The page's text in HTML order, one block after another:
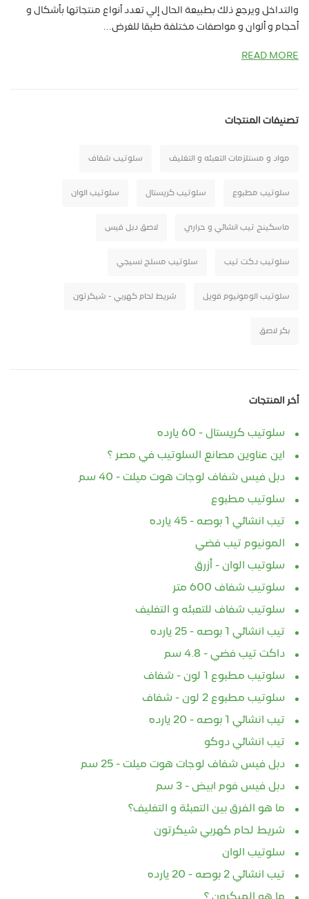
والتداخل ويرجع ذلك بطبيعة الحال إلي تعدد أنواع منتجاتها بأشكال و
أحجام و ألوان و مواصفات مختلفة طبقا للغرض...
READ MORE
تصنيفات المنتجات
مواد و مستلزمات التعبئه و التغليف سلوتيب شفاف
سلوتيب مطبوع سلوتيب كريستال سلوتيب الوان
ماسكينج تيب انشائي و حراري لاصق دبل فيس
سلوتيب دكت تيب سلوتيب مسلح نسيجي
سلوتيب الومونيوم فويل شريط لحام كهربي - شيكرتون
بكر لاصق
أخر المنتجات
سلوتيب كريستال - 60 يارده
اين عناوين مصانع السلوتيب في مصر ؟
دبل فيس شفاف لوجات هوت ميلت - 40 سم
سلوتيب مطبوع
تيب انشائي 1 بوصه - 45 يارده
المونيوم تيب فضي
سلوتيب الوان - أزرق
سلوتيب شفاف 600 متر
سلوتيب شفاف للتعبئه و التغليف
تيب انشائي 1 بوصه - 25 يارده
داكت تيب فضي - 4.8 سم
سلوتيب مطبوع 1 لون - شفاف
سلوتيب مطبوع 2 لون - شفاف
تيب انشائي 1 بوصه - 20 يارده
تيب انشائي دوكو
دبل فيس شفاف لوجات هوت ميلت - 25 سم
دبل فيس فوم ابيض - 3 سم
ما هو الفرق بين التعبئة و التغليف؟
شريط لحام كهربي شيكرتون
سلوتيب الوان
تيب انشائي 2 بوصه - 20 يارده